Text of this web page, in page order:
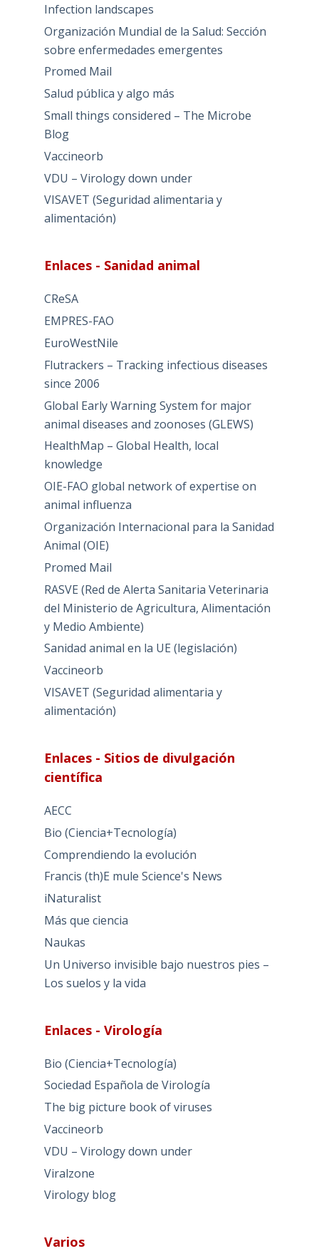
Infection landscapes
Organización Mundial de la Salud: Sección
sobre enfermedades emergentes
Promed Mail
Salud pública y algo más
Small things considered – The Microbe
Blog
Vaccineorb
VDU – Virology down under
VISAVET (Seguridad alimentaria y
alimentación)
Enlaces - Sanidad animal
CReSA
EMPRES-FAO
EuroWestNile
Flutrackers – Tracking infectious diseases
since 2006
Global Early Warning System for major
animal diseases and zoonoses (GLEWS)
HealthMap – Global Health, local
knowledge
OIE-FAO global network of expertise on
animal influenza
Organización Internacional para la Sanidad
Animal (OIE)
Promed Mail
RASVE (Red de Alerta Sanitaria Veterinaria
del Ministerio de Agricultura, Alimentación
y Medio Ambiente)
Sanidad animal en la UE (legislación)
Vaccineorb
VISAVET (Seguridad alimentaria y
alimentación)
Enlaces - Sitios de divulgación
científica
AECC
Bio (Ciencia+Tecnología)
Comprendiendo la evolución
Francis (th)E mule Science's News
iNaturalist
Más que ciencia
Naukas
Un Universo invisible bajo nuestros pies –
Los suelos y la vida
Enlaces - Virología
Bio (Ciencia+Tecnología)
Sociedad Española de Virología
The big picture book of viruses
Vaccineorb
VDU – Virology down under
Viralzone
Virology blog
Varios